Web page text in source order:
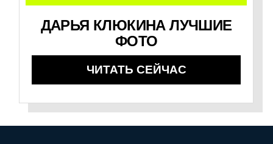
ДАРЬЯ КЛЮКИНА ЛУЧШИЕ
ФОТО
ЧИТАТЬ СЕЙЧАС